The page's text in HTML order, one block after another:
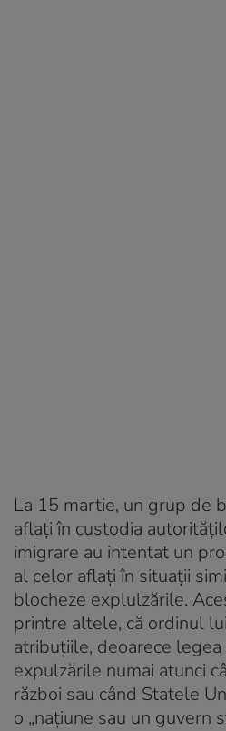
La 15 martie, un grup de
aflaţi în custodia
imigrare au intentat un
al celor aflaţi în situaţii
blocheze explulzările.
printre altele, că ordinul
atribuţiile, deoarece
expulzările numai atunci
război sau când Statele
o „naţiune sau un guvern